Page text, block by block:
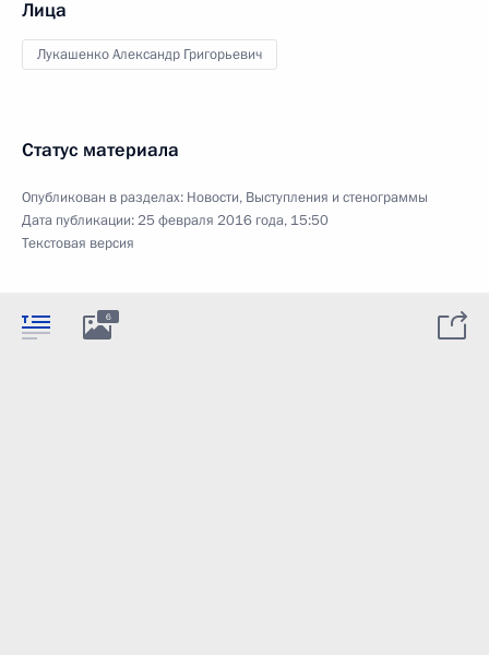
Лица
Лукашенко Александр Григорьевич
Статус материала
Опубликован в разделах: Новости, Выступления и стенограммы
Дата публикации:25 февраля 2016 года, 15:50
Текстовая версия
6